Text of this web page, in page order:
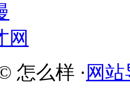
网
怎么样 · 网